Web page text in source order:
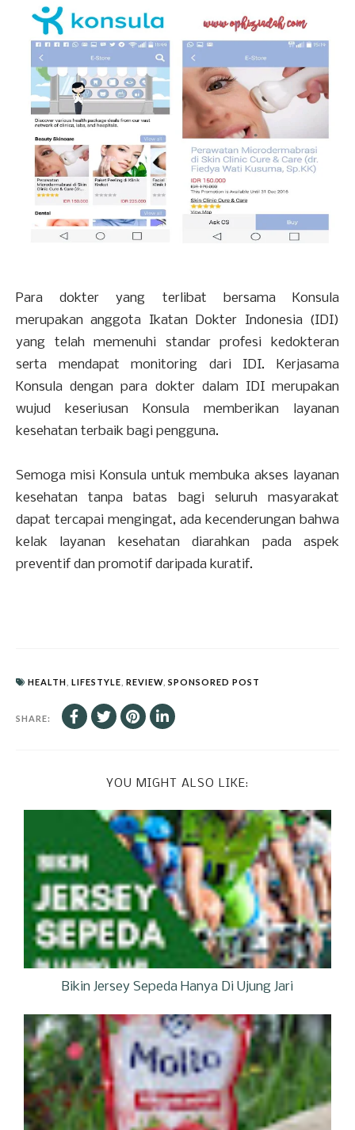
Para dokter yang terlibat bersama Konsula
merupakan anggota Ikatan Dokter Indonesia (IDI)
yang telah memenuhi standar profesi kedokteran
serta mendapat monitoring dari IDI. Kerjasama
Konsula dengan para dokter dalam IDI merupakan
wujud keseriusan Konsula memberikan layanan
kesehatan terbaik bagi pengguna.
Semoga misi Konsula untuk membuka akses layanan
kesehatan tanpa batas bagi seluruh masyarakat
dapat tercapai mengingat, ada kecenderungan bahwa
kelak layanan kesehatan diarahkan pada aspek
preventif dan promotif daripada kuratif.
HEALTH LIFESTYLE REVIEW SPONSORED POST
SHARE:
YOU MIGHT ALSO LIKE:
Bikin Jersey Sepeda Hanya Di Ujung Jari